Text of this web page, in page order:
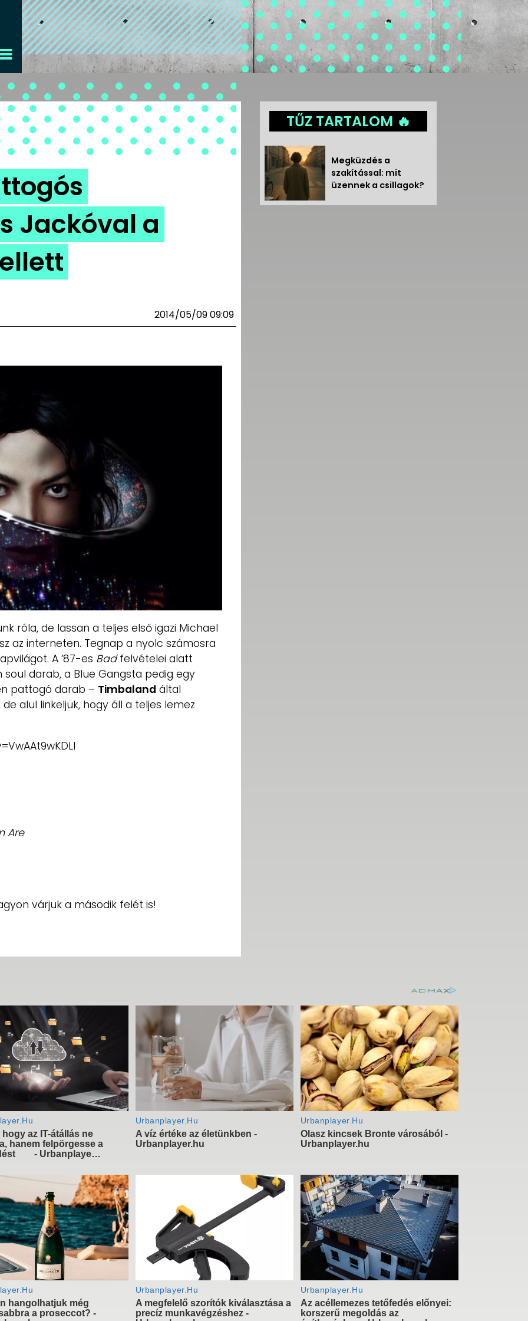
Jackóval a
2014/05/09 09:09
róla, de lassan a teljes első igazi Michael
az interneten. Tegnap a nyolc számosra
A ’87-es Badfelvételei alatt
soul darab, a Blue Gangsta pedig egy
pattogó darab – Timbaland által
alul linkeljük, hogy áll a teljes lemez
Are
várjuk a második felét is!
TŰZ TARTALOM 🔥
Megküzdés a
szakítással: mit
üzennek a csillagok?